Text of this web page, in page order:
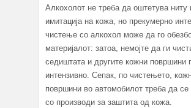
Алкохолот не треба да оштетува ниту
имитација на кожа, но прекумерно
чистење со алкохол може да го
материјалот: затоа, немојте да ги
седиштата и другите кожни површини
интензивно. Сепак, по чистењето,
површини во автомобилот треба да се
со производи за заштита од кожа.